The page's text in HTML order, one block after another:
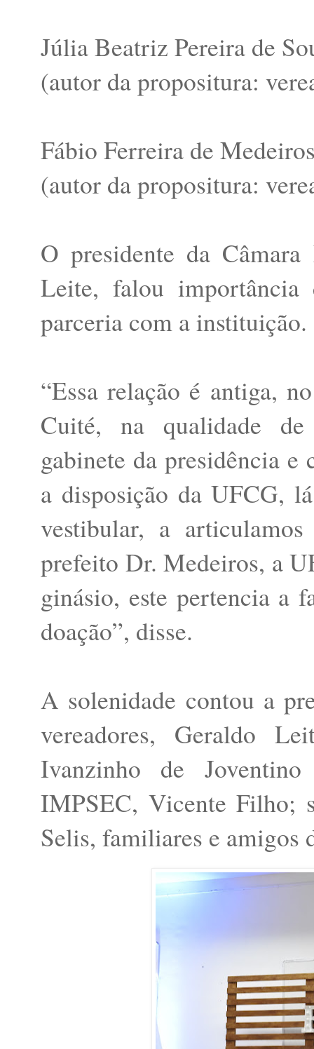
Júlia Beatriz Pereira de
(autor da propositura:
Fábio Ferreira de
(autor da propositura:
O presidente da
Leite, falou
parceria com a instituição.
“Essa relação é antiga,
Cuité, na qualidade
gabinete da presidência
a disposição da UFCG,
vestibular, a
prefeito Dr. Medeiros, a
ginásio, este pertencia a
doação”, disse.
A solenidade contou a
vereadores, Geraldo
Ivanzinho de
IMPSEC, Vicente Filho;
Selis, familiares e amigos